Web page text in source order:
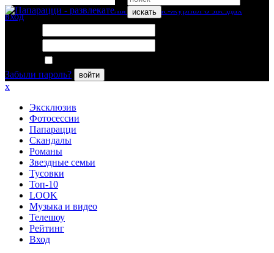
искать
вход
Забыли пароль?
войти
x
Эксклюзив
Фотосессии
Папарацци
Скандалы
Романы
Звездные семьи
Тусовки
Топ-10
LOOK
Музыка и видео
Телешоу
Рейтинг
Вход